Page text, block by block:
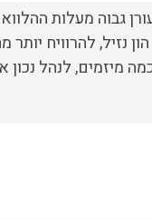
גבוה מעלות
נזיל, להרוויח
מיזמים, לנהל נכון